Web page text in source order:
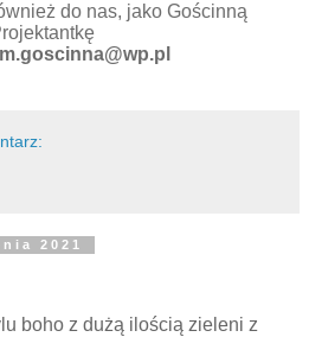
do nas, jako Gościnną
2021
boho z dużą ilością zieleni z